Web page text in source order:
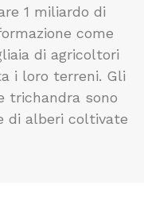
1 miliardo di
come
di agricoltori
i loro terreni. Gli
trichandra sono
di alberi coltivate